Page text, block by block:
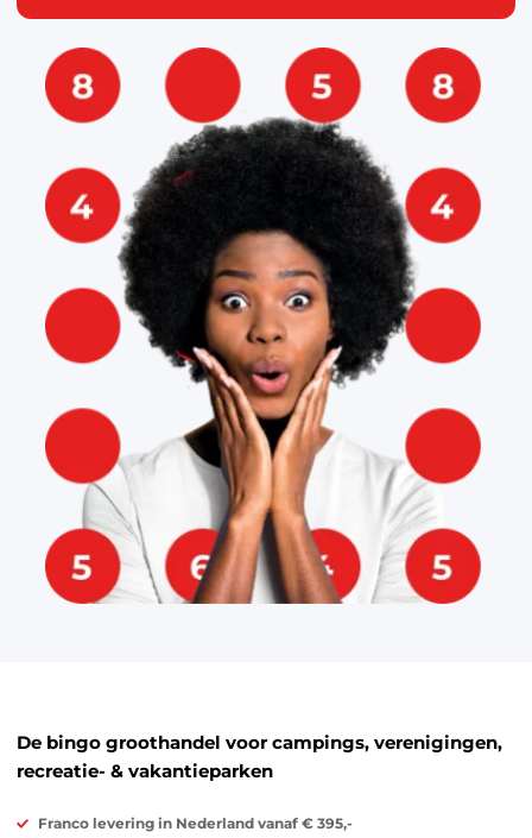
De bingo groothandel voor campings, verenigingen,
recreatie- & vakantieparken
Franco levering in Nederland vanaf € 395,-